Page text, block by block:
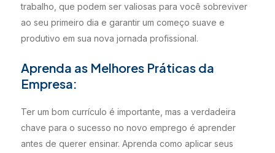
trabalho, que podem ser valiosas para você sobreviver
ao seu primeiro dia e garantir um começo suave e
produtivo em sua nova jornada profissional.
Aprenda as Melhores Práticas da
Empresa:
Ter um bom currículo é importante, mas a verdadeira
chave para o sucesso no novo emprego é aprender
antes de querer ensinar. Aprenda como aplicar seus